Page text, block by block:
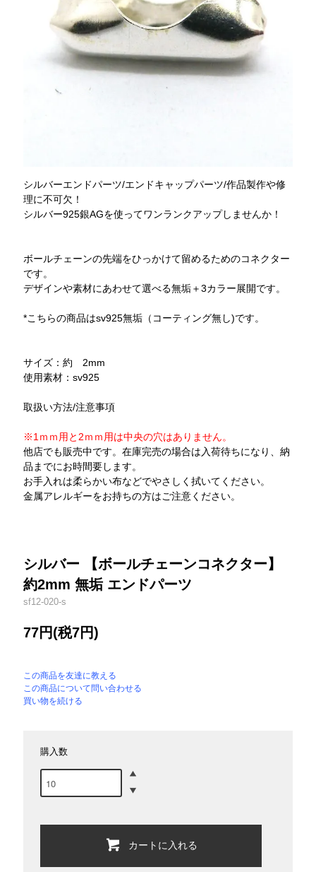
シルバーエンドパーツ/エンドキャップパーツ/作品製作や修
理に不可欠！
シルバー925銀AGを使ってワンランクアップしませんか！
ボールチェーンの先端をひっかけて留めるためのコネクター
です。
デザインや素材にあわせて選べる無垢＋3カラー展開です。
*こちらの商品はsv925無垢（コーティング無し)です。
サイズ：約 2mm
使用素材：sv925
取扱い方法/注意事項
※1ｍｍ用と2ｍｍ用は中央の穴はありません。
他店でも販売中です。在庫完売の場合は入荷待ちになり、納
品までにお時間要します。
お手入れは柔らかい布などでやさしく拭いてください。
金属アレルギーをお持ちの方はご注意ください。
シルバー 【ボールチェーンコネクター】
約2mm 無垢 エンドパーツ
sf12-020-s
77円(税7円)
この商品を友達に教える
この商品について問い合わせる
買い物を続ける
購入数
カートに入れる